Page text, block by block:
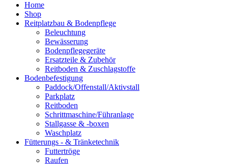
Home
Shop
Reitplatzbau & Bodenpflege
Beleuchtung
Bewässerung
Bodenpflegegeräte
Ersatzteile & Zubehör
Reitboden & Zuschlagstoffe
Bodenbefestigung
Paddock/Offenstall/Aktivstall
Parkplatz
Reitboden
Schrittmaschine/Führanlage
Stallgasse & -boxen
Waschplatz
Fütterungs - & Tränketechnik
Futtertröge
Raufen